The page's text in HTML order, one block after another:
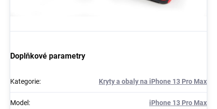
Doplňkové parametry
Kategorie: Kryty a obaly na iPhone 13 Pro Max
Model : iPhone 13 Pro Max